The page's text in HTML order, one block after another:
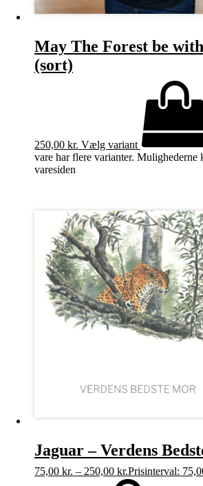
May The Forest be
(sort)
250,00 kr. Vælg variant
vare har flere varianter. Mulighederne
varesiden
Jaguar – Verdens
75,00 kr. – 250,00 kr.Prisinterval: